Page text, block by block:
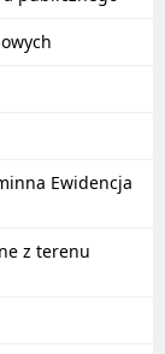
Ewidencja
z terenu